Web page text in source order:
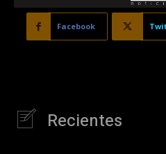
Facebook
Recientes